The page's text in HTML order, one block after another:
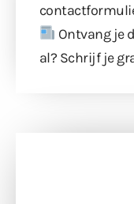
Ontvang je
al? Schrijf je